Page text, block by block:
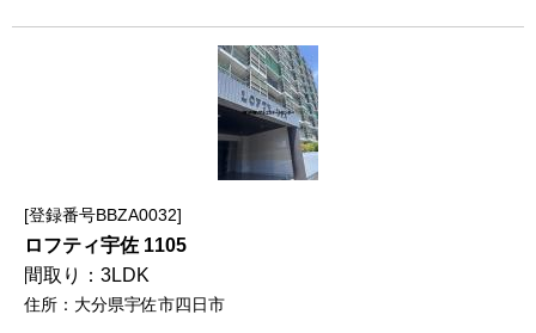
登録番号BBZA0032
ロフティ宇佐 1105
3LDK
大分県宇佐市四日市